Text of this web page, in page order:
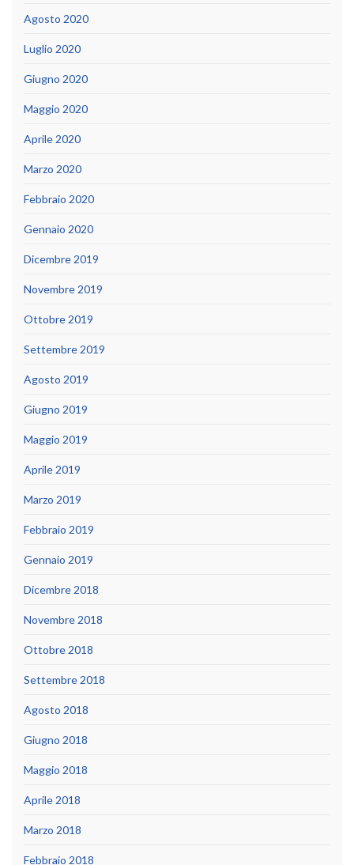
Agosto 2020
Luglio 2020
Giugno 2020
Maggio 2020
Aprile 2020
Marzo 2020
Febbraio 2020
Gennaio 2020
Dicembre 2019
Novembre 2019
Ottobre 2019
Settembre 2019
Agosto 2019
Giugno 2019
Maggio 2019
Aprile 2019
Marzo 2019
Febbraio 2019
Gennaio 2019
Dicembre 2018
Novembre 2018
Ottobre 2018
Settembre 2018
Agosto 2018
Giugno 2018
Maggio 2018
Aprile 2018
Marzo 2018
Febbraio 2018